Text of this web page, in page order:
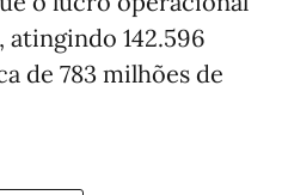
142.596
de 783 milhões de